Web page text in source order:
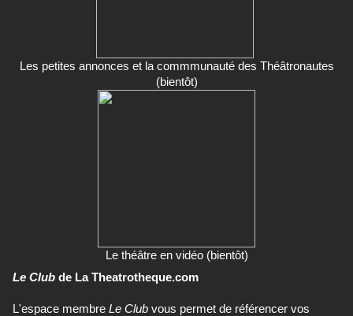
Les petites annonces et la commmunauté des Théâtronautes
(bientôt)
Le théâtre en vidéo (bientôt)
Le Club de La Theatrotheque.com
L'espace membre Le Club vous permet de référencer vos